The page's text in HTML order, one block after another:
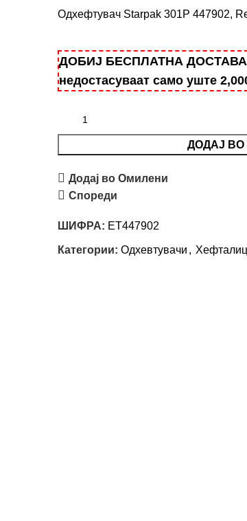
Одхефтувач Starpak 301P 447902,
ДОБИЈ БЕСПЛАТНА ДОСТАВА!
недостасуваат само уште
ДОДАЈ
Додај во Омилени
Спореди
ШИФРА: ET447902
Категории: Одхевтувачи ,